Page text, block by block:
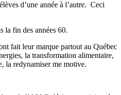
d’une année à l’autre. Ceci
la fin des années 60.
fait leur marque partout au Québec
la transformation alimentaire,
la redynamiser me motive.